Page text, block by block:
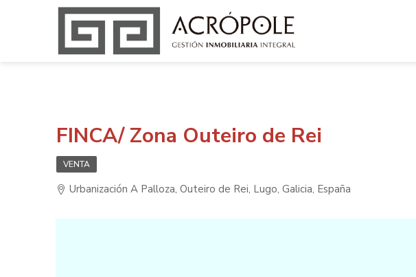
FINCA/ Zona Outeiro de Rei
VENTA
Urbanización A Palloza, Outeiro de Rei, Lugo, Galicia, España